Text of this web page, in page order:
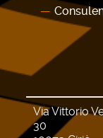
Via Vittorio
30